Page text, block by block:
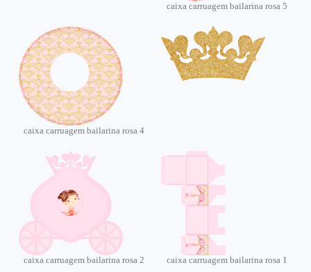
caixa carruagem bailarina rosa 5
caixa carruagem bailarina rosa 4
caixa carruagem bailarina rosa 2 caixa carruagem bailarina rosa 1